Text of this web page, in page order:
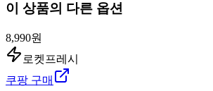
이 상품의 다른 옵션
8,990원
로켓프레시
쿠팡 구매